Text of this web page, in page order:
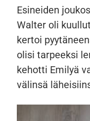
Esineiden
Walter oli
kertoi
olisi tarpeeksi
kehotti Emilyä
välinsä